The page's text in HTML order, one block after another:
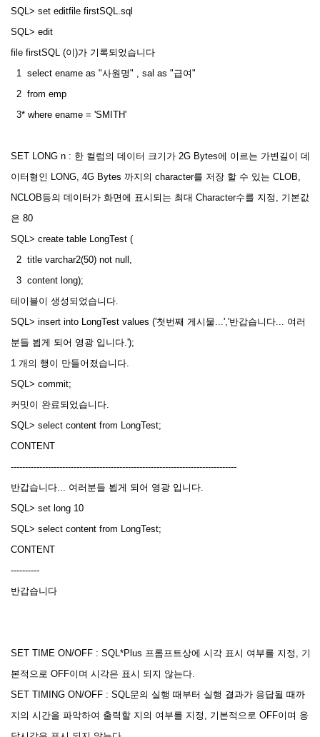
SQL> set editfile firstSQL.sql
SQL> edit
file firstSQL (이)가 기록되었습니다
1 select ename as "사원명" , sal as "급여"
2 from emp
3* where ename = 'SMITH'
SET LONG n : 한 컬럼의 데이터 크기가 2G Bytes에 이르는 가변길이 데
이터형인 LONG, 4G Bytes 까지의 character를 저장 할 수 있는 CLOB,
NCLOB등의 데이터가 화면에 표시되는 최대 Character수를 지정, 기본값
은 80
SQL> create table LongTest (
2 title varchar2(50) not null,
3 content long);
테이블이 생성되었습니다.
SQL> insert into LongTest values ('첫번째 게시물...','반갑습니다... 여러
분들 뵙게 되어 영광 입니다.');
1 개의 행이 만들어졌습니다.
SQL> commit;
커밋이 완료되었습니다.
SQL> select content from LongTest;
CONTENT
-------------------------------------------------------------------------------
반갑습니다... 여러분들 뵙게 되어 영광 입니다.
SQL> set long 10
SQL> select content from LongTest;
CONTENT
----------
반갑습니다
SET TIME ON/OFF : SQL*Plus 프롬프트상에 시각 표시 여부를 지정, 기
본적으로 OFF이며 시각은 표시 되지 않는다.
SET TIMING ON/OFF : SQL문의 실행 때부터 실행 결과가 응답될 때까
지의 시간을 파악하여 출력할 지의 여부를 지정, 기본적으로 OFF이며 응